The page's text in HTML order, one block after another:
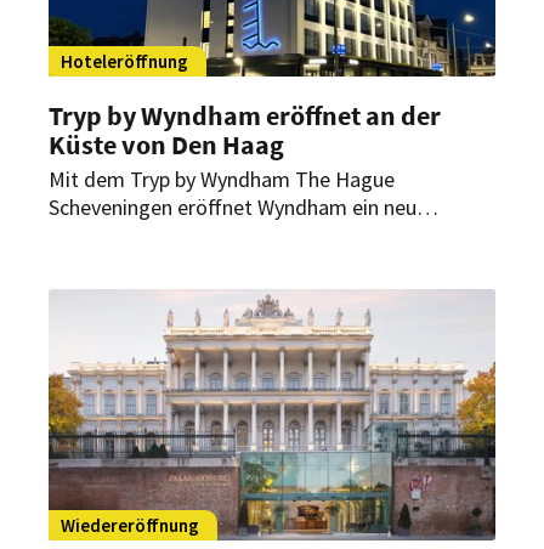
Hoteleröffnung
Tryp by Wyndham eröffnet an der
Küste von Den Haag
Mit dem Tryp by Wyndham The Hague
Scheveningen eröffnet Wyndham ein neu
verbindet historische Substanz mit einem
designorientierten Boutique-Erlebnis und
erweitert die Präsenz der Marke an einem
Standort mit ganzjähriger Leisure- und Business-
Nachfrage.
Wiedereröffnung